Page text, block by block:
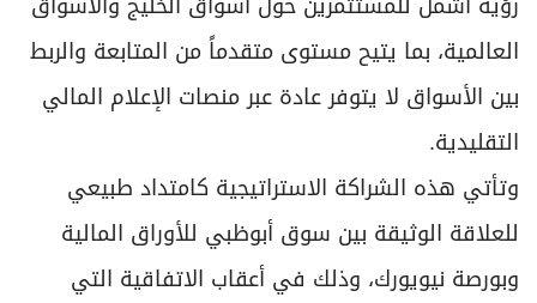
العالمية، بما يتيح مستوى متقدماً من المتابعة والربط
بين الأسواق لا يتوفر عادة عبر منصات الإعلام المالي
التقليدية.
وتأتي هذه الشراكة الاستراتيجية كامتداد طبيعي
للعلاقة الوثيقة بين سوق أبوظبي للأوراق المالية
وبورصة نيويورك، وذلك في أعقاب الاتفاقية التي